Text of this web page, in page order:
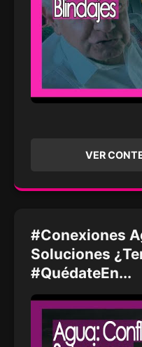
VER
#Conexiones
Soluciones
#QuédateEn...